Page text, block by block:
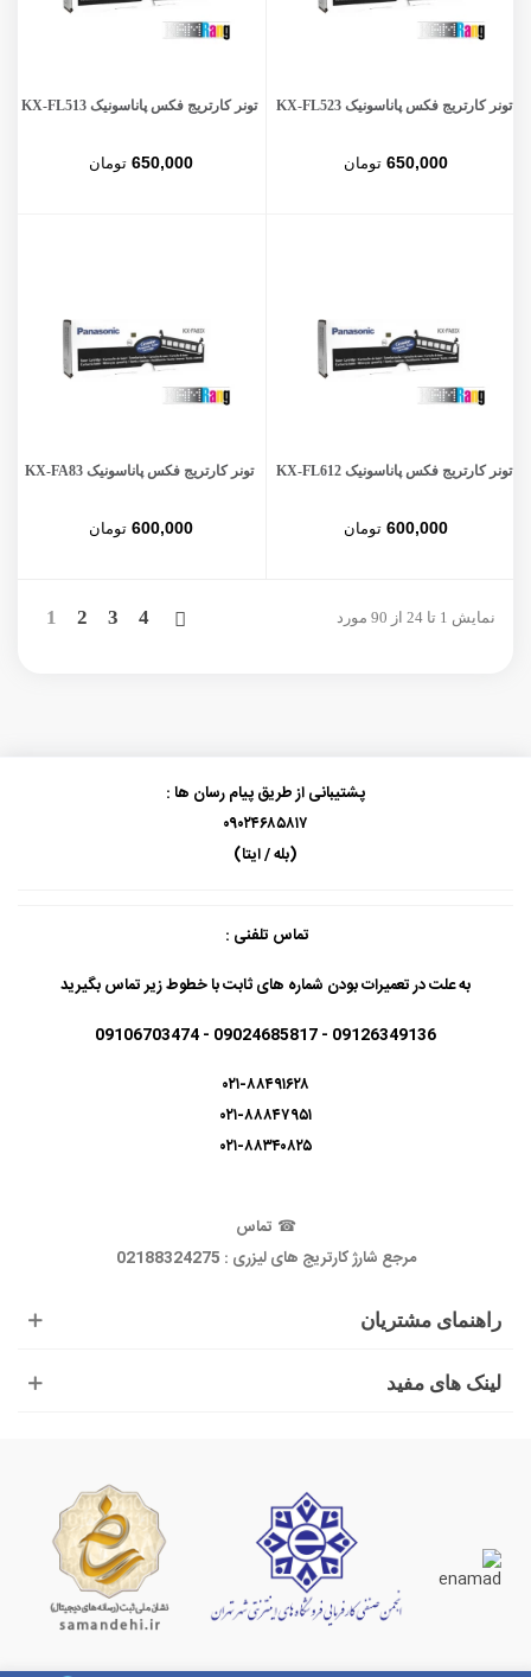
تونر کارتریج فکس پاناسونیک KX-FL523
650,000 تومان
تونر کارتریج فکس پاناسونیک KX-FL513
650,000 تومان
تونر کارتریج فکس پاناسونیک KX-FL612
600,000 تومان
تونر کارتریج فکس پاناسونیک KX-FA83
600,000 تومان
نمایش 1 تا 24 از 90 مورد 1 2 3 4
بعدی
راهنمای مشتریان
لینک های مفید
پشتیبانی از طریق پیام رسان ها :
۰۹۰۲۴۶۸۵۸۱۷
(بله / ایتا)
تماس تلفنی :
به علت در تعمیرات بودن شماره های ثابت با خطوط زیر تماس بگیرید
09126349136 - 09024685817 - 09106703474
۰۲۱-۸۸۴۹۱۶۲۸
۰۲۱-۸۸۸۴۷۹۵۱
۰۲۱-۸۸۳۴۰۸۲۵
☎ تماس
مرجع شارژ کارتریج های لیزری : 02188324275